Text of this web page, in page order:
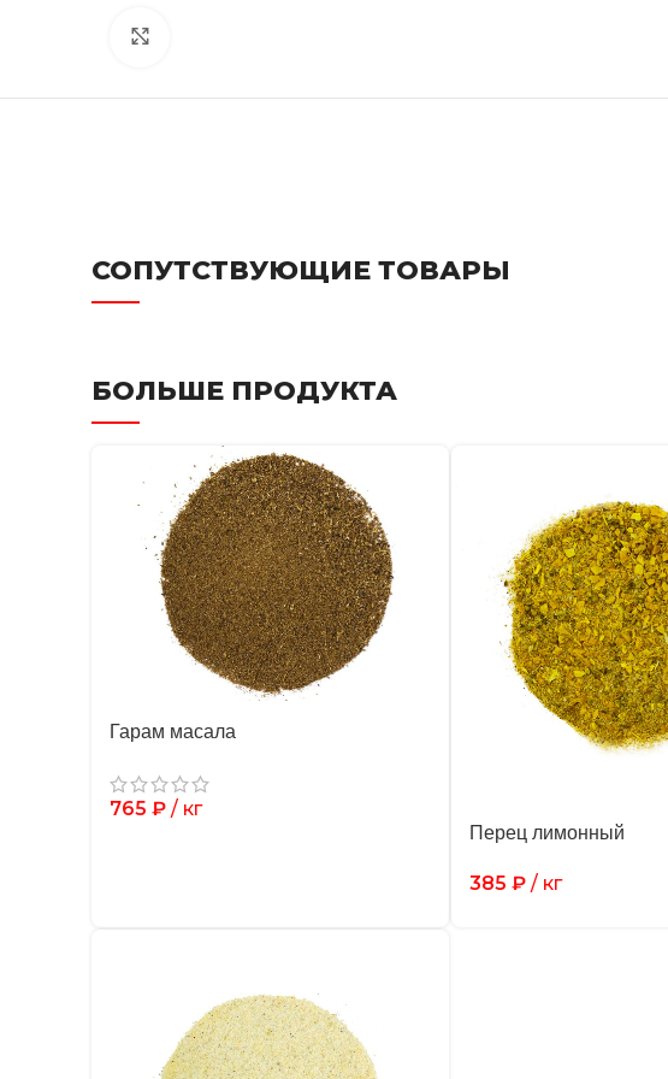
СОПУТСТВУЮЩИЕ ТОВАРЫ
БОЛЬШЕ ПРОДУКТА
Гарам масала
765 ₽ / кг
Перец лимонный
385 ₽/ кг